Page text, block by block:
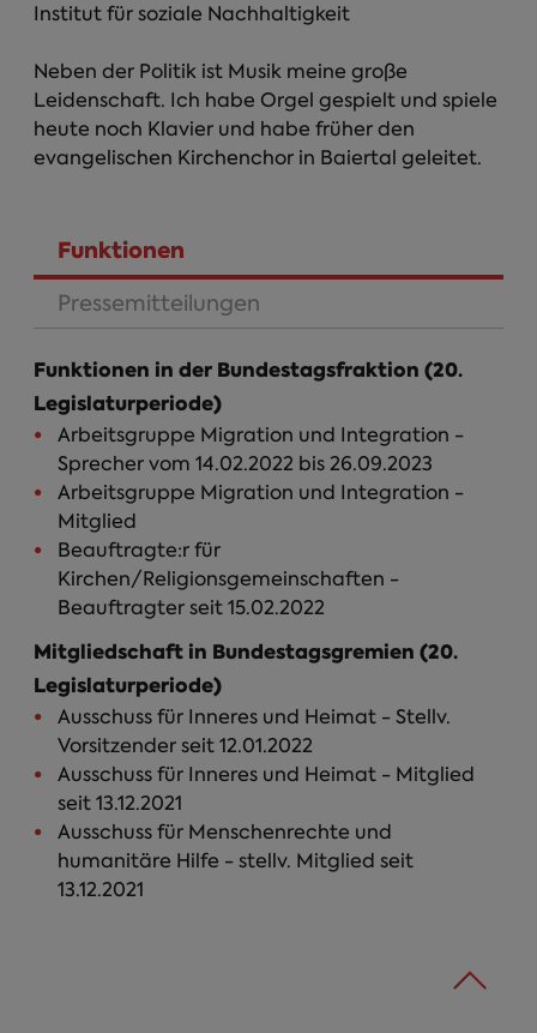
Institut für soziale Nachhaltigkeit
Neben der Politik ist Musik meine große
Leidenschaft. Ich habe Orgel gespielt und spiele
heute noch Klavier und habe früher den
evangelischen Kirchenchor in Baiertal geleitet.
Funktionen
(aktiver Reiter)
Pressemitteilungen
Funktionen in der Bundestagsfraktion (20.
Legislaturperiode)
Arbeitsgruppe Migration und Integration -
Sprecher vom 14.02.2022 bis 26.09.2023
Arbeitsgruppe Migration und Integration -
Mitglied
Beauftragte:r für
Kirchen/Religionsgemeinschaften -
Beauftragter seit 15.02.2022
Mitgliedschaft in Bundestagsgremien (20.
Legislaturperiode)
Ausschuss für Inneres und Heimat - Stellv.
Vorsitzender seit 12.01.2022
Ausschuss für Inneres und Heimat - Mitglied
seit 13.12.2021
Ausschuss für Menschenrechte und
humanitäre Hilfe - stellv. Mitglied seit
13.12.2021